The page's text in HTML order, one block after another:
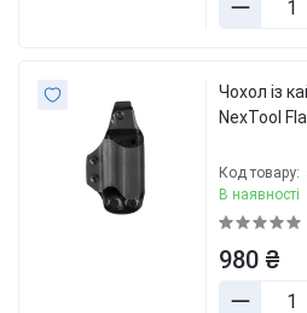
Чохол із
NexTool
Код товару:
В наявності
980 ₴